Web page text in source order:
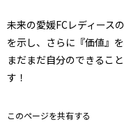
未来の愛媛FCレディース
を示し、さらに『価値』
まだまだ自分のできるこ
す！
このページを共有する